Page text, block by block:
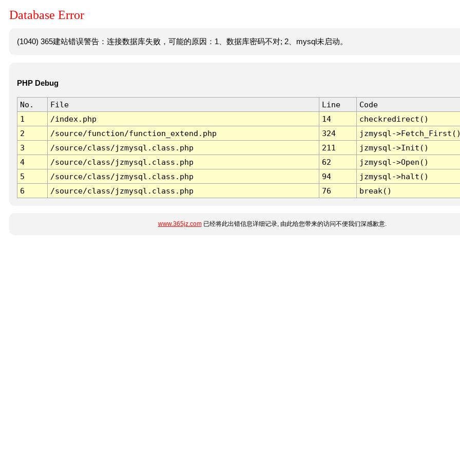
Database Error
(1040) 365建站错误警告：连接数据库失败，可能的原因：1、数据库密码不对; 2、mysql未启动。
PHP Debug
No. File Line
Code
1
/index.php 14
checkredirect()
2
/source/function/function_extend.php 324
jzmysql-
3
/source/class/jzmysql.class.php 211
jzmysql->Init()
4
/source/class/jzmysql.class.php 62
jzmysql->Open()
5
/source/class/jzmysql.class.php 94
jzmysql->halt()
6
/source/class/jzmysql.class.php 76 break()
www.365jz.com已经将此出错信息详细记录, 由此给您带来的访问不便我们深感歉意.